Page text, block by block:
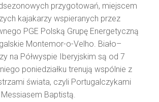
przygotowań, miejscem
kajakarzy wspieranych przez
PGE Polską Grupę Energetyczną
Montemor-o-Velho. Biało–
na Półwyspie Iberyjskim są od 7
poniedziałku trenują wspólnie z
świata, czyli Portugalczykami
Baptistą.